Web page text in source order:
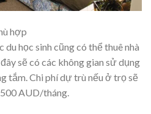
hợp
học sinh cũng có thể thuê nhà
sẽ có các không gian sử dụng
tắm. Chi phí dự trù nếu ở trọ sẽ
AUD/tháng.